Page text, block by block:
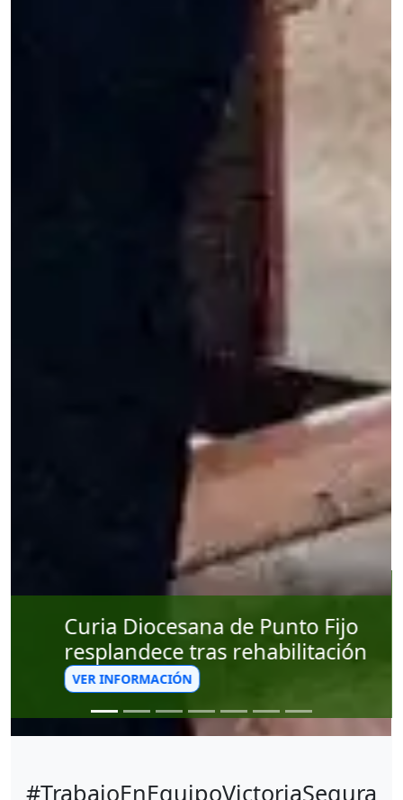
Instalan mesa de trabajo con
prestadores de servicios del
Parque Nacional Morrocoy
VER INFORMACIÓN
#TrabajoEnEquipoVictoriaSegura